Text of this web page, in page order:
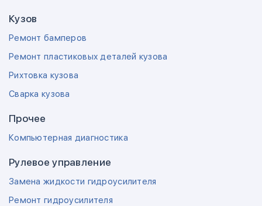
Кузов
Ремонт бамперов
Ремонт пластиковых деталей кузова
Рихтовка кузова
Сварка кузова
Прочее
Компьютерная диагностика
Рулевое управление
Замена жидкости гидроусилителя
Ремонт гидроусилителя